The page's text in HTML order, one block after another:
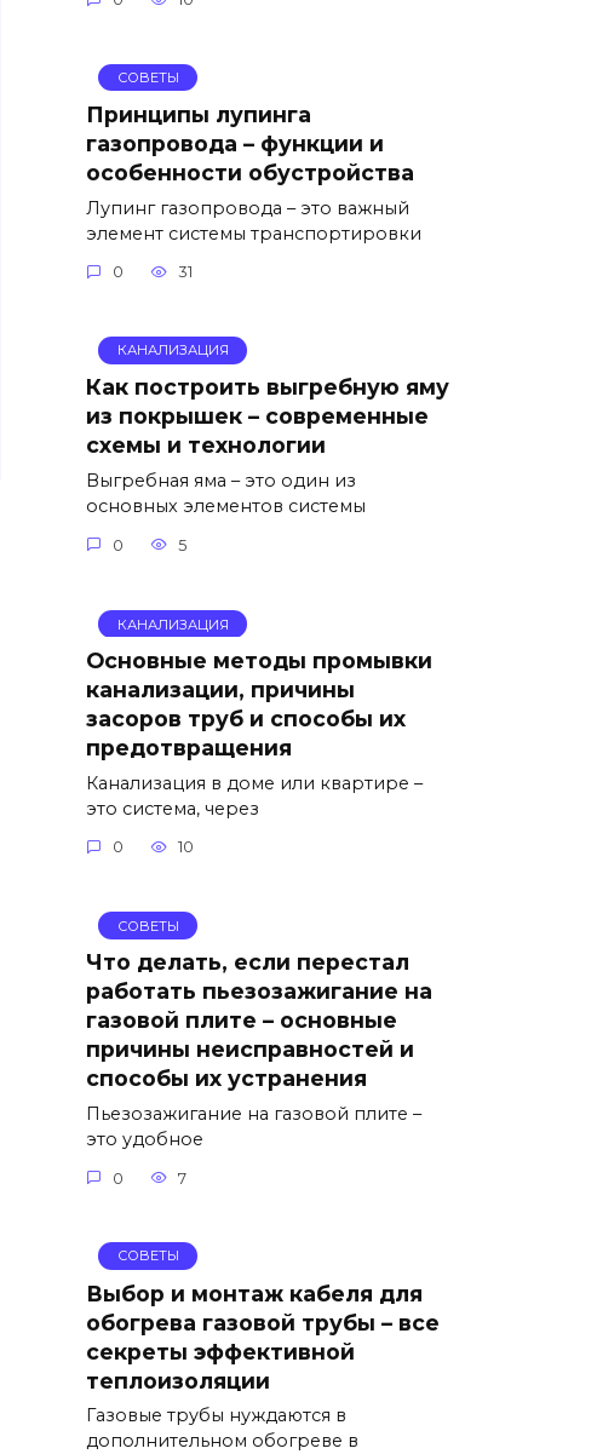
СОВЕТЫ
Принципы лупинга
газопровода – функции и
особенности обустройства
Лупинг газопровода – это важный
элемент системы транспортировки
0 31
КАНАЛИЗАЦИЯ
Как построить выгребную яму
из покрышек – современные
схемы и технологии
Выгребная яма – это один из
основных элементов системы
0 5
КАНАЛИЗАЦИЯ
Основные методы промывки
канализации, причины
засоров труб и способы их
предотвращения
Канализация в доме или квартире –
это система, через
0 10
СОВЕТЫ
Что делать, если перестал
работать пьезозажигание на
газовой плите – основные
причины неисправностей и
способы их устранения
Пьезозажигание на газовой плите –
это удобное
0 7
СОВЕТЫ
Выбор и монтаж кабеля для
обогрева газовой трубы – все
секреты эффективной
теплоизоляции
Газовые трубы нуждаются в
дополнительном обогреве в